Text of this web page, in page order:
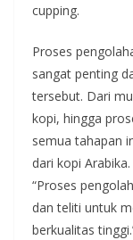
cupping.
Proses
sangat penting
tersebut. Dari
kopi, hingga
semua tahapan
dari kopi
“Proses
dan teliti untuk
berkualitas